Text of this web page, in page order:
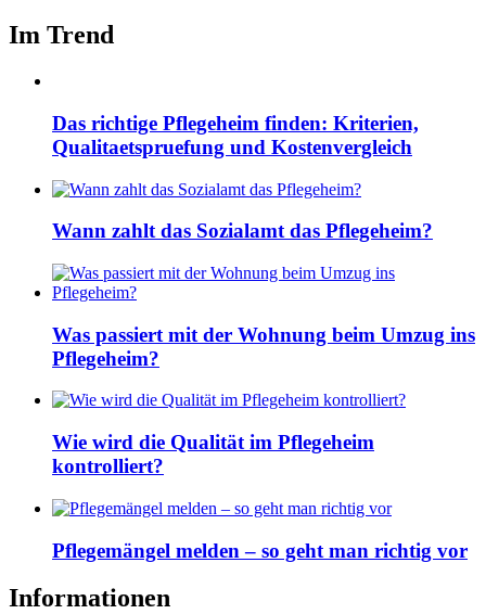
Im Trend
Das richtige Pflegeheim finden: Kriterien,
Qualitaetspruefung und Kostenvergleich
Wann zahlt das Sozialamt das Pflegeheim?
Was passiert mit der Wohnung beim Umzug ins
Pflegeheim?
Wie wird die Qualität im Pflegeheim
kontrolliert?
Pflegemängel melden – so geht man richtig vor
Informationen